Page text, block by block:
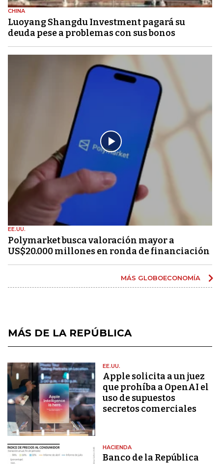
CHINA
Luoyang Shangdu Investment pagará su
deuda pese a problemas con sus bonos
EE.UU.
Polymarket busca valoración mayor a
US$20.000 millones en ronda de financiación
MÁS GLOBOECONOMÍA
MÁS DE LA REPÚBLICA
EE.UU.
Apple solicita a un juez
que prohíba a OpenAI el
uso de supuestos
secretos comerciales
HACIENDA
Banco de la República